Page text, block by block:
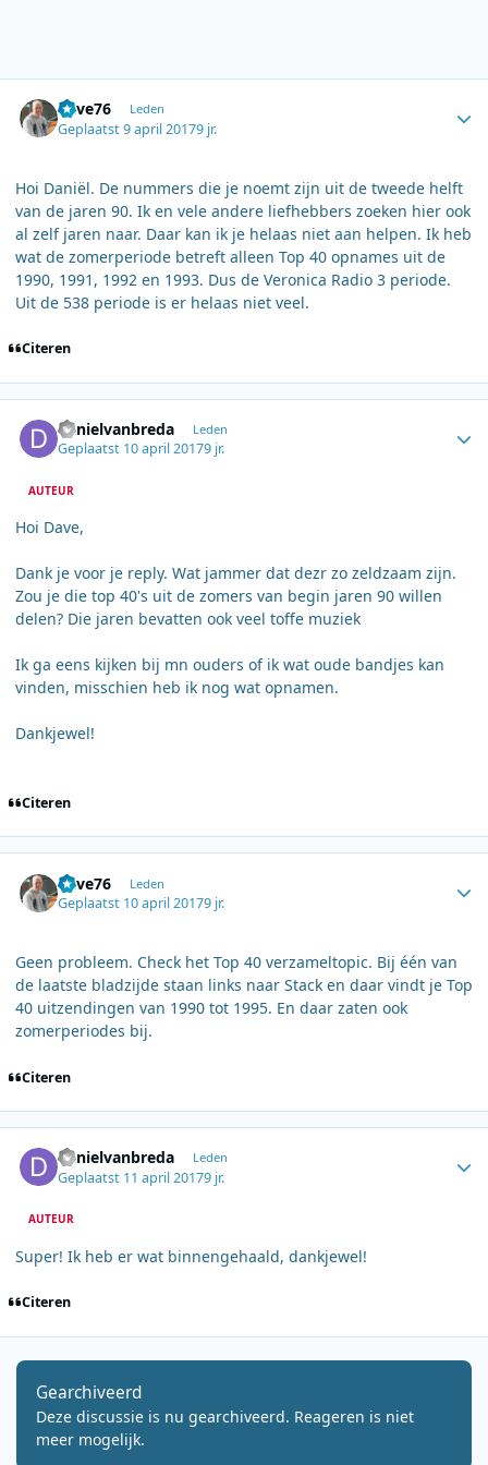
dave76 Leden
Geplaatst9 april 20179 jr.
Hoi Daniël. De nummers die je noemt zijn uit de tweede helft
van de jaren 90. Ik en vele andere liefhebbers zoeken hier ook
al zelf jaren naar. Daar kan ik je helaas niet aan helpen. Ik heb
wat de zomerperiode betreft alleen Top 40 opnames uit de
1990, 1991, 1992 en 1993. Dus de Veronica Radio 3 periode.
Uit de 538 periode is er helaas niet veel.
Citeren
danielvanbreda Leden
Geplaatst 10 april 20179 jr.
AUTEUR
Hoi Dave,
Dank je voor je reply. Wat jammer dat dezr zo zeldzaam zijn.
Zou je die top 40's uit de zomers van begin jaren 90 willen
delen? Die jaren bevatten ook veel toffe muziek
Ik ga eens kijken bij mn ouders of ik wat oude bandjes kan
vinden, misschien heb ik nog wat opnamen.
Dankjewel!
Citeren
dave76 Leden
Geplaatst 10 april 20179 jr.
Geen probleem. Check het Top 40 verzameltopic. Bij één van
de laatste bladzijde staan links naar Stack en daar vindt je Top
40 uitzendingen van 1990 tot 1995. En daar zaten ook
zomerperiodes bij.
Citeren
danielvanbreda Leden
Geplaatst 11 april 20179 jr.
AUTEUR
Super! Ik heb er wat binnengehaald, dankjewel!
Citeren
Gearchiveerd
Deze discussie is nu gearchiveerd. Reageren is niet
meer mogelijk.